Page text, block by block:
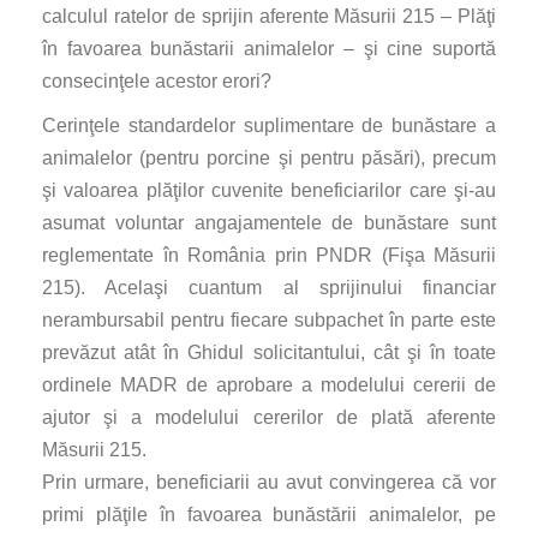
calculul ratelor de sprijin aferente Măsurii 215 – Plăţi
în favoarea bunăstarii animalelor – şi cine suportă
consecinţele acestor erori?
Cerinţele standardelor suplimentare de bunăstare a
animalelor (pentru porcine şi pentru păsări), precum
şi valoarea plăţilor cuvenite beneficiarilor care şi-au
asumat voluntar angajamentele de bunăstare sunt
reglementate în România prin PNDR (Fişa Măsurii
215). Acelaşi cuantum al sprijinului financiar
nerambursabil pentru fiecare subpachet în parte este
prevăzut atât în Ghidul solicitantului, cât şi în toate
ordinele MADR de aprobare a modelului cererii de
ajutor şi a modelului cererilor de plată aferente
Măsurii 215.
Prin urmare, beneficiarii au avut convingerea că vor
primi plăţile în favoarea bunăstării animalelor, pe